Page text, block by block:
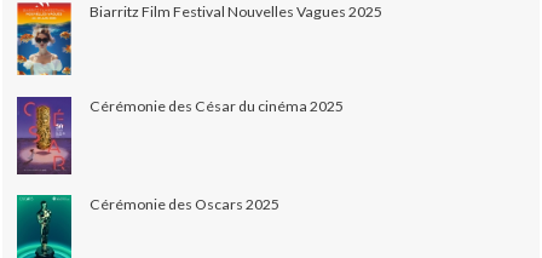
Biarritz Film Festival Nouvelles Vagues 2025
Cérémonie des César du cinéma 2025
Cérémonie des Oscars 2025